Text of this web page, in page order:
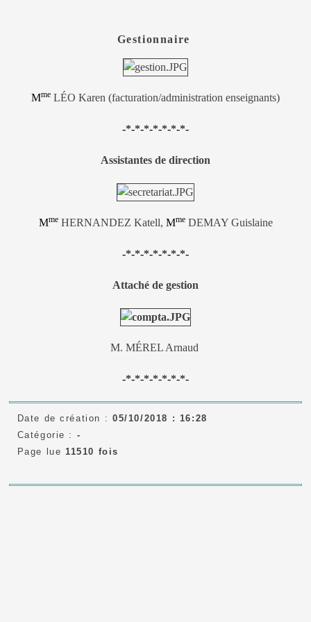
Gestionnaire
Mme LÉO Karen (facturation/administration enseignants)
-*-*-*-*-*-*-*-
Assistantes de direction
Mme HERNANDEZ Katell, Mme DEMAY Guislaine
-*-*-*-*-*-*-*-
Attaché de gestion
M. MÉREL Arnaud
-*-*-*-*-*-*-*-
Date de création : 05/10/2018 : 16:28
Catégorie : -
Page lue 11510 fois